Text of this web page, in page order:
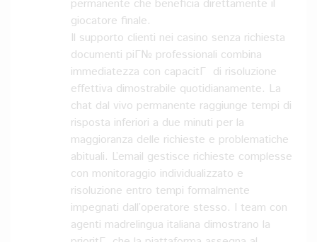
permanente che beneficia direttamente il
giocatore finale.
Il supporto clienti nei casino senza richiesta
documenti piГ№ professionali combina
immediatezza con capacitГ di risoluzione
effettiva dimostrabile quotidianamente. La
chat dal vivo permanente raggiunge tempi di
risposta inferiori a due minuti per la
maggioranza delle richieste e problematiche
abituali. L’email gestisce richieste complesse
con monitoraggio individualizzato e
risoluzione entro tempi formalmente
impegnati dall’operatore stesso. I team con
agenti madrelingua italiana dimostrano la